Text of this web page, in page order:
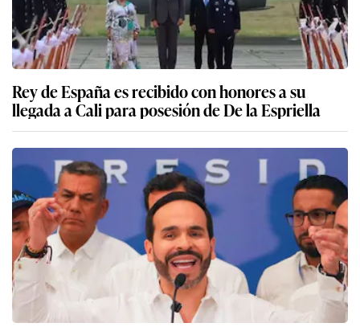
Rey de España es recibido con honores a su
llegada a Cali para posesión de De la Espriella